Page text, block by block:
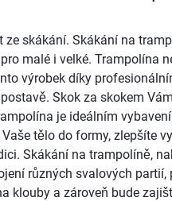
ze skákání. Skákání na
malé i velké. Trampolína
výrobek díky
Skok za skokem
je ideálním
tělo do formy, zlepšíte
Skákání na trampolíně,
různých svalových partií,
klouby a zároveň bude